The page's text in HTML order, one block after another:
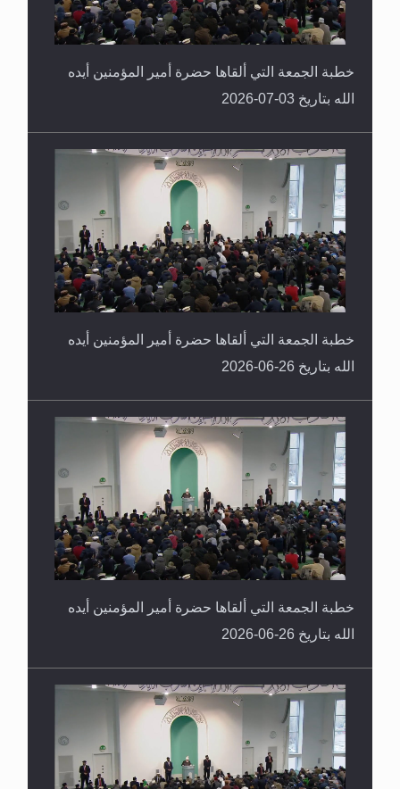
خطبة الجمعة التي ألقاها حضرة أمير المؤمنين أيده
الله بتاريخ 03-07-2026
خطبة الجمعة التي ألقاها حضرة أمير المؤمنين أيده
الله بتاريخ 26-06-2026
خطبة الجمعة التي ألقاها حضرة أمير المؤمنين أيده
الله بتاريخ 26-06-2026